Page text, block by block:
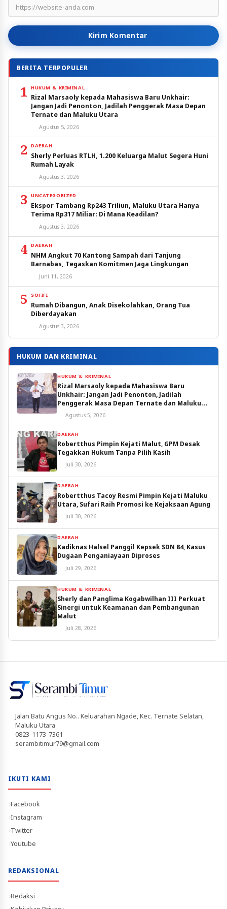
Kirim Komentar
BERITA TERPOPULER
1 HUKUM & KRIMINAL
Rizal Marsaoly kepada Mahasiswa Baru Unkhair:
Jangan Jadi Penonton, Jadilah Penggerak Masa Depan
Ternate dan Maluku Utara
Agustus 5, 2026
2 DAERAH
Sherly Perluas RTLH, 1.200 Keluarga Malut Segera Huni
Rumah Layak
Agustus 3, 2026
3 UNCATEGORIZED
Ekspor Tambang Rp243 Triliun, Maluku Utara Hanya
Terima Rp317 Miliar: Di Mana Keadilan?
Agustus 3, 2026
4 DAERAH
NHM Angkut 70 Kantong Sampah dari Tanjung
Barnabas, Tegaskan Komitmen Jaga Lingkungan
Juni 11, 2026
5 SOFIFI
Rumah Dibangun, Anak Disekolahkan, Orang Tua
Diberdayakan
Agustus 3, 2026
HUKUM DAN KRIMINAL
HUKUM & KRIMINAL
Rizal Marsaoly kepada Mahasiswa Baru
Unkhair: Jangan Jadi Penonton, Jadilah
Penggerak Masa Depan Ternate dan Maluku
Utara
Agustus 5, 2026
DAERAH
Robertthus Pimpin Kejati Malut, GPM Desak
Tegakkan Hukum Tanpa Pilih Kasih
Juli 30, 2026
DAERAH
Robertthus Tacoy Resmi Pimpin Kejati Maluku
Utara, Sufari Raih Promosi ke Kejaksaan Agung
Juli 30, 2026
DAERAH
Kadiknas Halsel Panggil Kepsek SDN 84, Kasus
Dugaan Penganiayaan Diproses
Juli 29, 2026
HUKUM & KRIMINAL
Sherly dan Panglima Kogabwilhan III Perkuat
Sinergi untuk Keamanan dan Pembangunan
Malut
Juli 28, 2026
Jalan Batu Angus No.. Keluarahan Ngade, Kec. Ternate Selatan,
Maluku Utara
0823-1173-7361
serambitimur79@gmail.com
IKUTI KAMI
Facebook
Instagram
Twitter
Youtube
REDAKSIONAL
Redaksi